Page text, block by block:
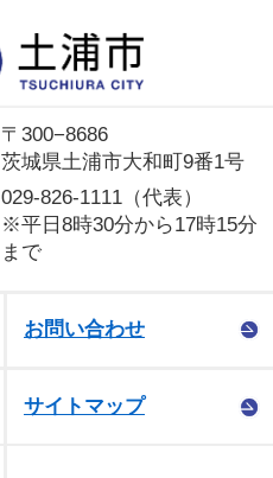
〒300−8686
茨城県土浦市大和町9番1号
029-826-1111（代表）
※平日8時30分から17時15分
まで
お問い合わせ
サイトマップ